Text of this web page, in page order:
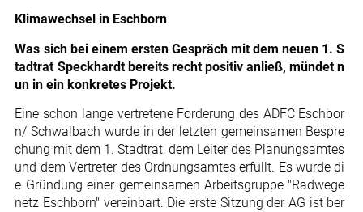
Klimawechsel in Eschborn
Was sich bei einem ersten Gespräch mit dem neuen 1. S
tadtrat Speckhardt bereits recht positiv anließ, mündet n
un in ein konkretes Projekt.
Eine schon lange vertretene Forderung des ADFC Eschbor
n/ Schwalbach wurde in der letzten gemeinsamen Bespre
chung mit dem 1. Stadtrat, dem Leiter des Planungsamtes
und dem Vertreter des Ordnungsamtes erfüllt. Es wurde di
e Gründung einer gemeinsamen Arbeitsgruppe "Radwege
netz Eschborn" vereinbart. Die erste Sitzung der AG ist ber